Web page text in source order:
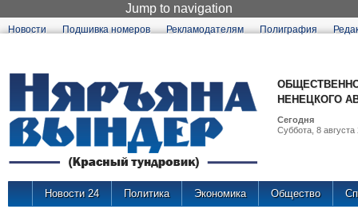
Jump to navigation
Новости Подшивка номеров Рекламодателям Полиграфия
НЕНЕЦКОГО
Сегодня
Суббота, 8 августа
Новости 24 Политика Экономика Общество